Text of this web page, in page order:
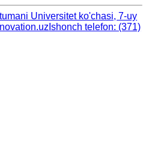
Universitet ko'chasi, 7-uy
Ishonch telefon: (371)